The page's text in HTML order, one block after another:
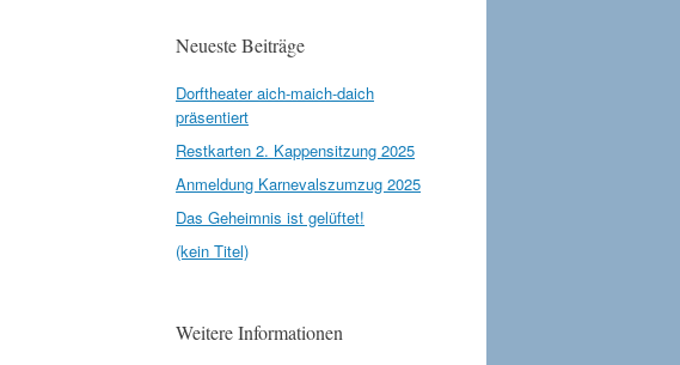
Neueste Beiträge
Dorftheater aich-maich-daich
präsentiert
Restkarten 2. Kappensitzung 2025
Anmeldung Karnevalszumzug 2025
Das Geheimnis ist gelüftet!
(kein Titel)
Weitere Informationen